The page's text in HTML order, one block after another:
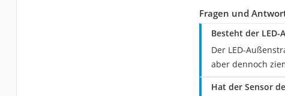
Fragen und
Besteht der LED-
Der LED-
aber dennoch
Hat der Sensor